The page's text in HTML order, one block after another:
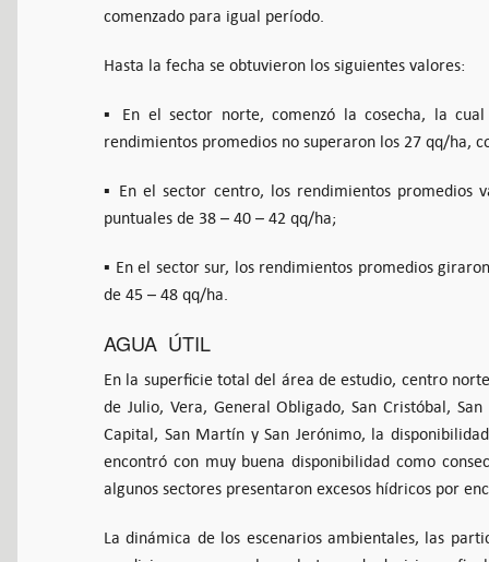
comenzado para igual período.
Hasta la fecha se obtuvieron los siguientes valores:
▪ En el sector norte, comenzó la cosecha, la
rendimientos promedios no superaron los 27 qq/ha,
▪ En el sector centro, los rendimientos promedios
puntuales de 38 – 40 – 42 qq/ha;
▪ En el sector sur, los rendimientos promedios
de 45 – 48 qq/ha.
AGUA ÚTIL
En la superficie total del área de estudio, centro
de Julio, Vera, General Obligado, San Cristóbal,
Capital, San Martín y San Jerónimo, la
encontró con muy buena disponibilidad como
algunos sectores presentaron excesos hídricos por
La dinámica de los escenarios ambientales, las